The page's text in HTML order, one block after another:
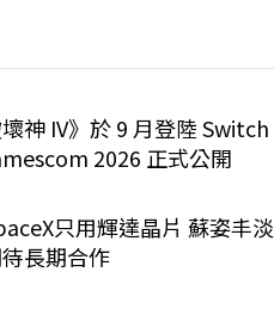
神 IV》於 9 月登陸 Switch
2026 正式公開
只用輝達晶片 蘇姿丰淡
長期合作